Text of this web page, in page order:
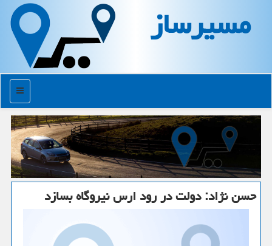
مسیرساز
منو
حسن نژاد: دولت در رود ارس نیروگاه بسازد